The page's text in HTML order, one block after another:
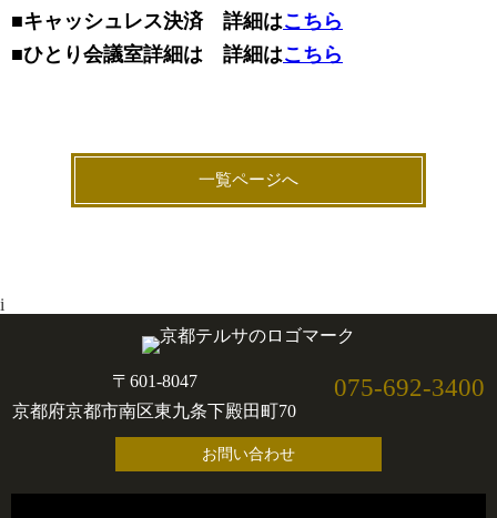
■キャッシュレス決済 詳細はこちら
■ひとり会議室詳細は 詳細はこちら
一覧ページへ
i
〒601-8047
京都府京都市南区東九条下殿田町70
075-692-3400
お問い合わせ